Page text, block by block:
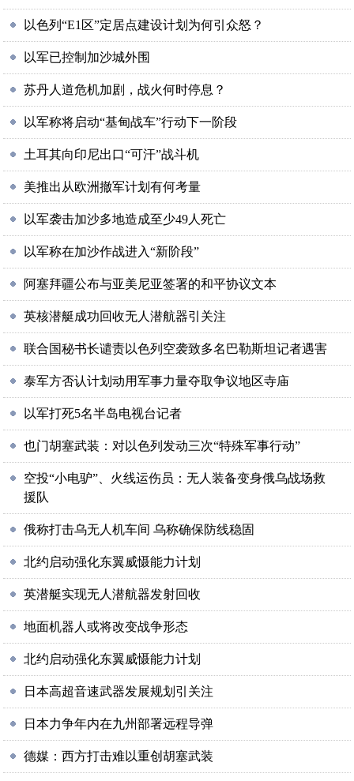
以色列“E1区”定居点建设计划为何引众怒？
以军已控制加沙城外围
苏丹人道危机加剧，战火何时停息？
以军称将启动“基甸战车”行动下一阶段
土耳其向印尼出口“可汗”战斗机
美推出从欧洲撤军计划有何考量
以军袭击加沙多地造成至少49人死亡
以军称在加沙作战进入“新阶段”
阿塞拜疆公布与亚美尼亚签署的和平协议文本
英核潜艇成功回收无人潜航器引关注
联合国秘书长谴责以色列空袭致多名巴勒斯坦记者遇害
泰军方否认计划动用军事力量夺取争议地区寺庙
以军打死5名半岛电视台记者
也门胡塞武装：对以色列发动三次“特殊军事行动”
空投“小电驴”、火线运伤员：无人装备变身俄乌战场救
援队
俄称打击乌无人机车间 乌称确保防线稳固
北约启动强化东翼威慑能力计划
英潜艇实现无人潜航器发射回收
地面机器人或将改变战争形态
北约启动强化东翼威慑能力计划
日本高超音速武器发展规划引关注
日本力争年内在九州部署远程导弹
德媒：西方打击难以重创胡塞武装